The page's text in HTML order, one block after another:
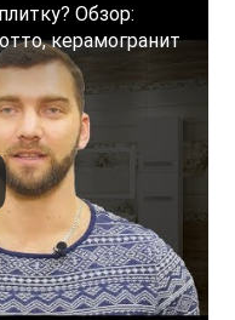
Обзор:
керамогранит